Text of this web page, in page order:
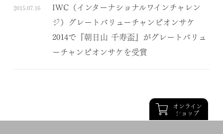
2015.07.16
IWC（インターナショナルワインチャレン
ジ）グレートバリューチャンピオンサケ
2014で『朝日山 千寿盃』がグレートバリュ
ーチャンピオンサケを受賞
オンライン
ショップ